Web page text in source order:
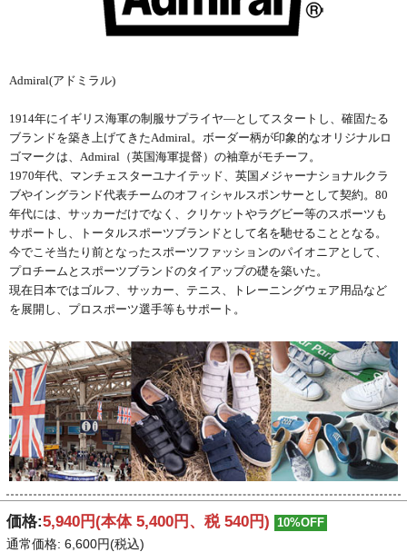
Admiral(アドミラル)
1914年にイギリス海軍の制服サプライヤ―としてスタートし、確固たる
ブランドを築き上げてきたAdmiral。ボーダー柄が印象的なオリジナルロ
ゴマークは、Admiral（英国海軍提督）の袖章がモチーフ。
1970年代、マンチェスターユナイテッド、英国メジャーナショナルクラ
ブやイングランド代表チームのオフィシャルスポンサーとして契約。80
年代には、サッカーだけでなく、クリケットやラグビー等のスポーツも
サポートし、トータルスポーツブランドとして名を馳せることとなる。
今でこそ当たり前となったスポーツファッションのパイオニアとして、
プロチームとスポーツブランドのタイアップの礎を築いた。
現在日本ではゴルフ、サッカー、テニス、トレーニングウェア用品など
を展開し、プロスポーツ選手等もサポート。
価格:5,940円(本体 5,400円、税 540円) 10%OFF
通常価格: 6,600円(税込)